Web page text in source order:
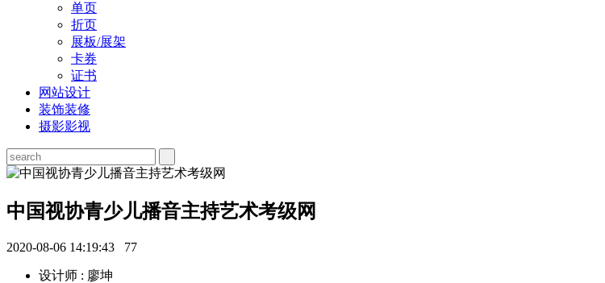
单页
折页
展板/展架
卡券
证书
网站设计
装饰装修
摄影影视
中国视协青少儿播音主持艺术考级网
2020-08-06 14:19:43 77
设计师 : 廖坤